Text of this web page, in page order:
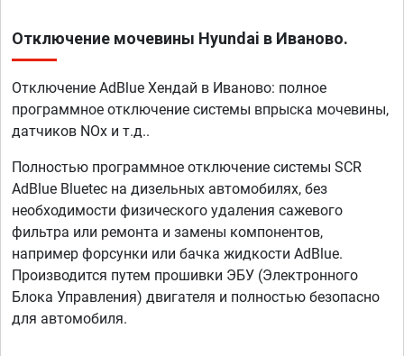
Отключение мочевины Hyundai в Иваново.
Отключение AdBlue Хендай в Иваново: полное
программное отключение системы впрыска мочевины,
датчиков NOx и т.д..
Полностью программное отключение системы SCR
AdBlue Bluetec на дизельных автомобилях, без
необходимости физического удаления сажевого
фильтра или ремонта и замены компонентов,
например форсунки или бачка жидкости AdBlue.
Производится путем прошивки ЭБУ (Электронного
Блока Управления) двигателя и полностью безопасно
для автомобиля.